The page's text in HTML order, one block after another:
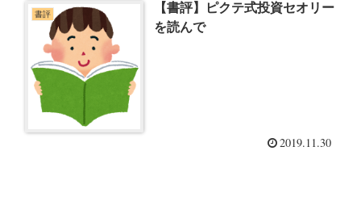
書評
【書評】ピクテ式投資セオリー
を読んで
2019.11.30